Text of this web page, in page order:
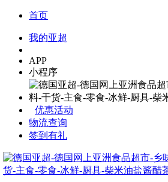
首页
我的亚超
APP
小程序
优惠活动
物流查询
签到有礼